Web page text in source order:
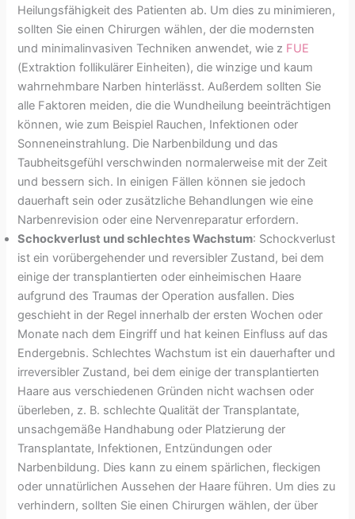
Heilungsfähigkeit des Patienten ab. Um dies zu minimieren,
sollten Sie einen Chirurgen wählen, der die modernsten
und minimalinvasiven Techniken anwendet, wie z FUE
(Extraktion follikulärer Einheiten), die winzige und kaum
wahrnehmbare Narben hinterlässt. Außerdem sollten Sie
alle Faktoren meiden, die die Wundheilung beeinträchtigen
können, wie zum Beispiel Rauchen, Infektionen oder
Sonneneinstrahlung. Die Narbenbildung und das
Taubheitsgefühl verschwinden normalerweise mit der Zeit
und bessern sich. In einigen Fällen können sie jedoch
dauerhaft sein oder zusätzliche Behandlungen wie eine
Narbenrevision oder eine Nervenreparatur erfordern.
Schockverlust und schlechtes Wachstum: Schockverlust
ist ein vorübergehender und reversibler Zustand, bei dem
einige der transplantierten oder einheimischen Haare
aufgrund des Traumas der Operation ausfallen. Dies
geschieht in der Regel innerhalb der ersten Wochen oder
Monate nach dem Eingriff und hat keinen Einfluss auf das
Endergebnis. Schlechtes Wachstum ist ein dauerhafter und
irreversibler Zustand, bei dem einige der transplantierten
Haare aus verschiedenen Gründen nicht wachsen oder
überleben, z. B. schlechte Qualität der Transplantate,
unsachgemäße Handhabung oder Platzierung der
Transplantate, Infektionen, Entzündungen oder
Narbenbildung. Dies kann zu einem spärlichen, fleckigen
oder unnatürlichen Aussehen der Haare führen. Um dies zu
verhindern, sollten Sie einen Chirurgen wählen, der über